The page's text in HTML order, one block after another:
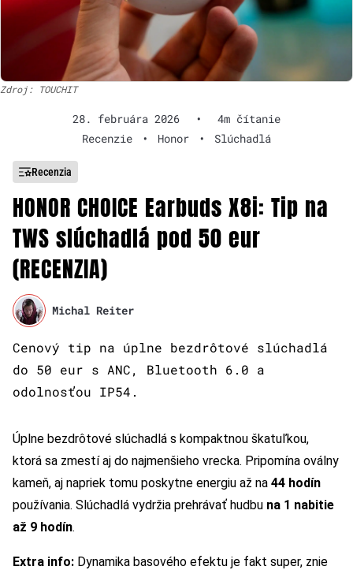
Zdroj: TOUCHIT
28. februára 2026 •
4m čítanie
Recenzie
• Honor • Slúchadlá
Recenzia
HONOR CHOICE Earbuds X8i: Tip na
TWS slúchadlá pod 50 eur
(RECENZIA)
Michal Reiter
Cenový tip na úplne bezdrôtové slúchadlá
do 50 eur s ANC, Bluetooth 6.0 a
odolnosťou IP54.
Úplne bezdrôtové slúchadlá s kompaktnou škatuľkou,
ktorá sa zmestí aj do najmenšieho vrecka. Pripomína oválny
kameň, aj napriek tomu poskytne energiu až na 44 hodín
používania. Slúchadlá vydržia prehrávať hudbu na 1 nabitie
až 9 hodín.
Extra info: Dynamika basového efektu je fakt super, znie